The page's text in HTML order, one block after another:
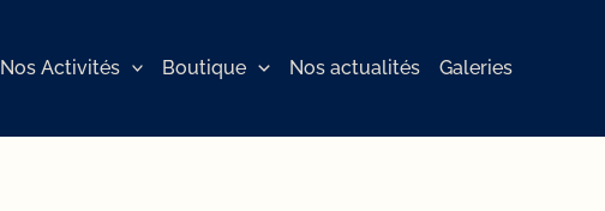
Nos Activités Boutique Nos actualités Galeries